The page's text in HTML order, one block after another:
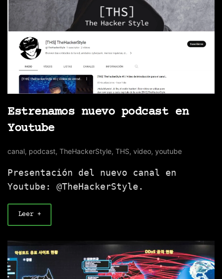
Estrenamos nuevo podcast en
Youtube
canal, podcast, TheHackerStyle, THS, video, youtube
Presentación del nuevo canal en
Youtube: @TheHackerStyle.
Leer +